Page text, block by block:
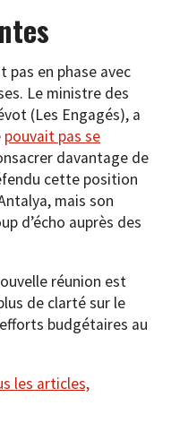
pas en phase avec
Le ministre des
(Les Engagés), a
pouvait pas se
davantage de
cette position
mais son
d’écho auprès des
réunion est
de clarté sur le
budgétaires au
les articles,